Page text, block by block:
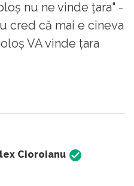
pentru Dl.
PSD; probabil ca
de explicit,
sa discut
sa promovez ( in
princiipii precum
este mai
nu ne vinde țara" -
cred că mai e cineva
VA vinde țara
Cioroianu